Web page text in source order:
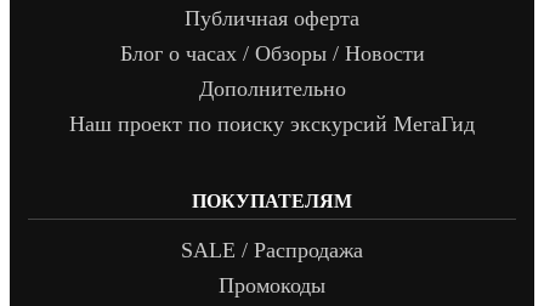
Публичная оферта
Блог о часах / Обзоры / Новости
Дополнительно
Наш проект по поиску экскурсий МегаГид
ПОКУПАТЕЛЯМ
SALE / Распродажа
Промокоды